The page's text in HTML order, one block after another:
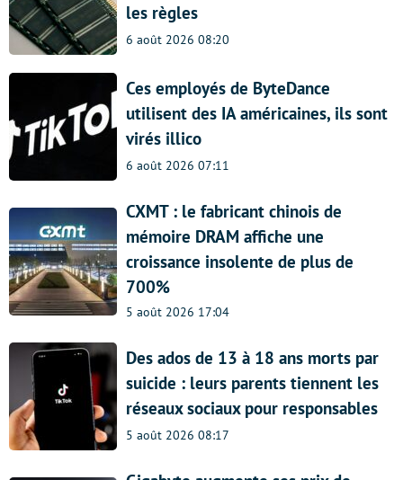
les règles
6 août 2026 08:20
Ces employés de ByteDance
utilisent des IA américaines, ils sont
virés illico
6 août 2026 07:11
CXMT : le fabricant chinois de
mémoire DRAM affiche une
croissance insolente de plus de
700%
5 août 2026 17:04
Des ados de 13 à 18 ans morts par
suicide : leurs parents tiennent les
réseaux sociaux pour responsables
5 août 2026 08:17